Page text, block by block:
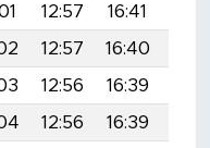
12:57 16:41
12:57 16:40
12:56 16:39
12:56 16:39